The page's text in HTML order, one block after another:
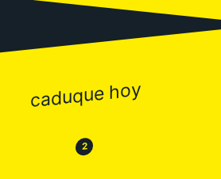
caduque hoy
😒 2 😂